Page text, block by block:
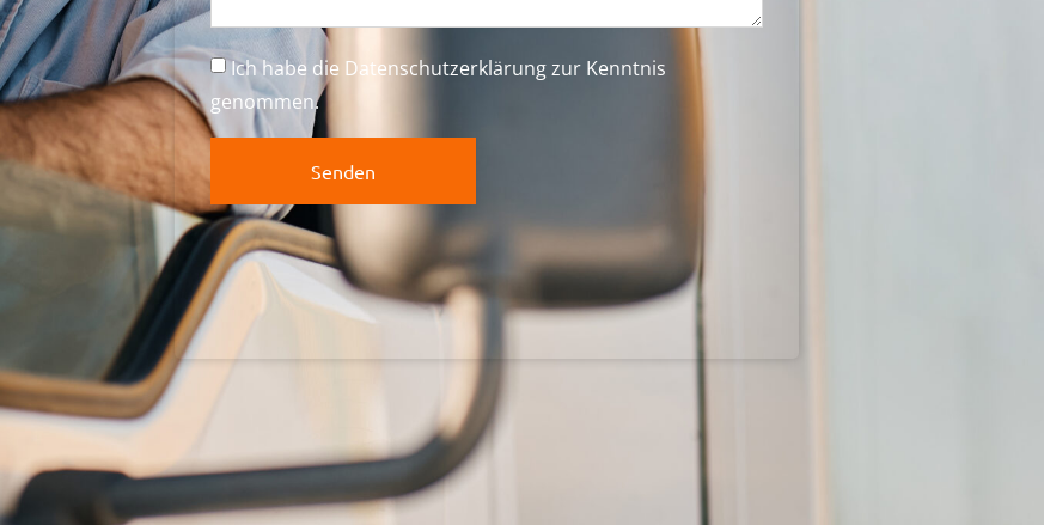
Ich habe die Datenschutzerklärungzur Kenntnis
genommen.
Senden